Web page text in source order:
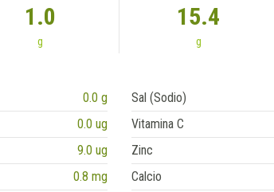
1.0
g
15.4
g
0.0 g Sal (Sodio)
0.0 ug Vitamina C
9.0 ug Zinc
0.8 mg Calcio